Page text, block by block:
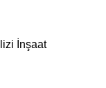
İnşaat